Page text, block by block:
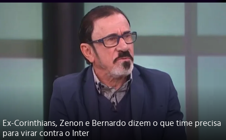
Ex-Corinthians, Zenon e Bernardo dizem o que time precisa
para virar contra o Inter